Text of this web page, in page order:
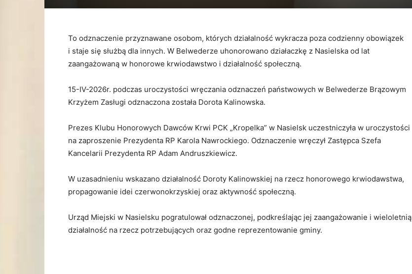
To odznaczenie przyznawane osobom, których działalność wykracza poza codzienny obowiązek
i staje się służbą dla innych. W Belwederze uhonorowano działaczkę z Nasielska od lat
zaangażowaną w honorowe krwiodawstwo i działalność społeczną.
15-IV-2026r. podczas uroczystości wręczania odznaczeń państwowych w Belwederze Brązowym
Krzyżem Zasługi odznaczona została Dorota Kalinowska.
Prezes Klubu Honorowych Dawców Krwi PCK „Kropelka” w Nasielsk uczestniczyła w uroczystości
na zaproszenie Prezydenta RP Karola Nawrockiego. Odznaczenie wręczył Zastępca Szefa
Kancelarii Prezydenta RP Adam Andruszkiewicz.
W uzasadnieniu wskazano działalność Doroty Kalinowskiej na rzecz honorowego krwiodawstwa,
propagowanie idei czerwonokrzyskiej oraz aktywność społeczną.
Urząd Miejski w Nasielsku pogratulował odznaczonej, podkreślając jej zaangażowanie i wieloletnią
działalność na rzecz potrzebujących oraz godne reprezentowanie gminy.